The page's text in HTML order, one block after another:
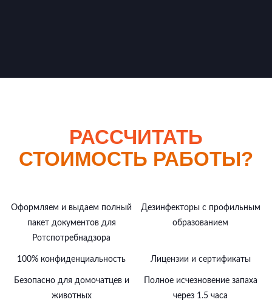
РАССЧИТАТЬ
СТОИМОСТЬ РАБОТЫ?
Оформляем и выдаем полный
пакет документов для
Ротспотребнадзора
Дезинфекторы с профильным
образованием
100% конфиденциальность Лицензии и сертификаты
Безопасно для домочатцев и
животных
Полное исчезновение запаха
через 1.5 часа